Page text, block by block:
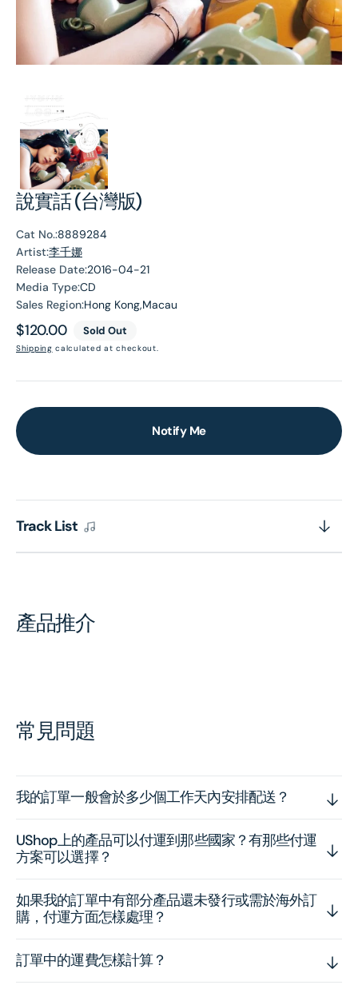
說實話 (台灣版)
Cat No.:8889284
Artist:李千娜
Release Date:2016-04-21
Media Type:CD
Sales Region:Hong Kong,Macau
Regular
price
$120.00 Sold Out
Shipping calculated at checkout.
Notify Me
Track List
產品推介
常見問題
我的訂單一般會於多少個工作天內安排配送？
UShop上的產品可以付運到那些國家？有那些付運
方案可以選擇？
如果我的訂單中有部分產品還未發行或需於海外訂
購，付運方面怎樣處理？
訂單中的運費怎樣計算？